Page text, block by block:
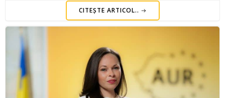
CITEȘTE ARTICOL..